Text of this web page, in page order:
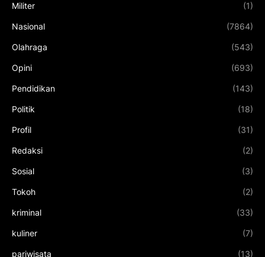
Militer (1)
Nasional (7864)
Olahraga (543)
Opini (693)
Pendidikan (143)
Politik (18)
Profil (31)
Redaksi (2)
Sosial (3)
Tokoh (2)
kriminal (33)
kuliner (7)
pariwisata (13)